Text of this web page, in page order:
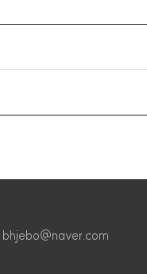
bhjebo@naver.com